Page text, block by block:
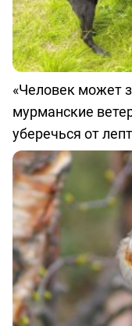
«Человек может
мурманские
уберечься от